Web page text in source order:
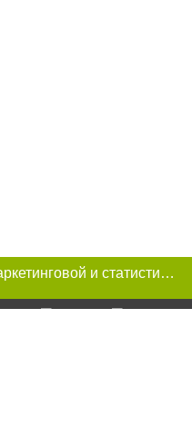
Этот сайт использует «cookies». Также сайт использует интернет-сервис для сбора технических данных касательно посетителей с целью получения маркетинговой и статистической информации. Условия обработки данных посетителей сайта см.